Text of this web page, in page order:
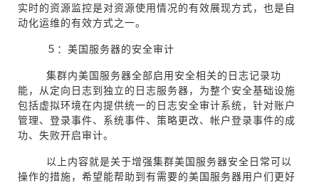
实时的资源监控是对资源使用情况的有效展现方式，也是自
动化运维的有效方式之一。
５：美国服务器的安全审计
集群内美国服务器全部启用安全相关的日志记录功
能，从定向日志到独立的日志服务器，为整个安全基础设施
包括虚拟环境在内提供统一的日志安全审计系统，针对账户
管理、登录事件、系统事件、策略更改、帐户登录事件的成
功、失败开启审计。
以上内容就是关于增强集群美国服务器安全日常可以
操作的措施，希望能帮助到有需要的美国服务器用户们更好